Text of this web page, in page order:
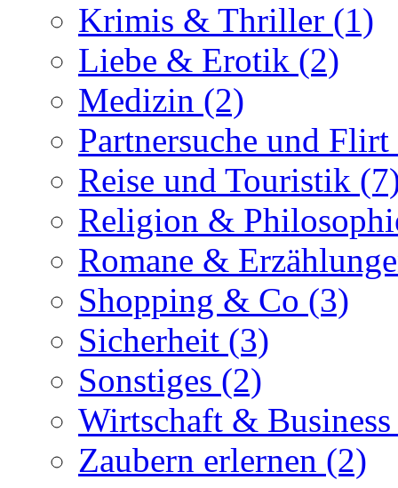
Krimis & Thriller (1)
Liebe & Erotik (2)
Medizin (2)
Partnersuche und
Reise und Touristik
Religion &
Romane &
Shopping & Co (3)
Sicherheit (3)
Sonstiges (2)
Wirtschaft &
Zaubern erlernen (2)